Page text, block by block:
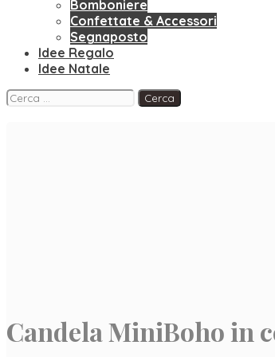
Bomboniere
Confettate & Accessori
Segnaposto
Idee Regalo
Idee Natale
Facebook
Instagram
Pinterest
Ricerca
Candela MiniBoho in